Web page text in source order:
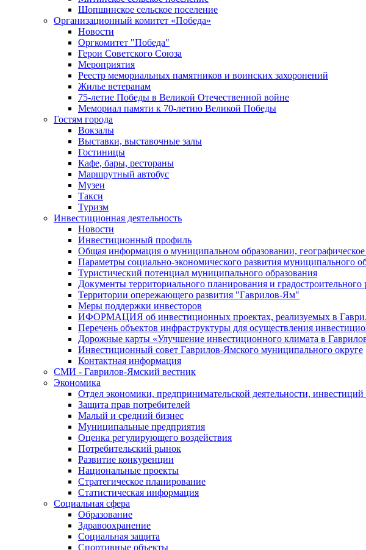
Шопшинское сельское поселение
Организационный комитет «Победа»
Новости
Оргкомитет "Победа"
Герои Советского Союза
Мероприятия
Реестр мемориальных памятников и воинских захоронений
Жилье ветеранам
75-летие Победы в Великой Отечественной войне
Мемориал памяти к 70-летию Великой Победы
Гостям города
Вокзалы
Выставки, выставочные залы
Гостиницы
Кафе, бары, рестораны
Маршрутный автобус
Музеи
Такси
Туризм
Инвестиционная деятельность
Новости
Инвестиционный профиль
Общая информация о муниципальном образовании,
Параметры социально-экономического развития муниципального
Туристический потенциал муниципального образования
Документы территориального планирования и градостроительного
Территории опережающего развития "Гаврилов-Ям"
Меры поддержки инвесторов
ИФОРМАЦИЯ об инвестиционных проектах, реализуемых в
Перечень объектов инфраструктуры для осуществления
Дорожные карты «Улучшение инвестиционного климата в
Инвестиционный совет Гаврилов-Ямского муниципального округе
Контактная информация
СМИ - Гаврилов-Ямский вестник
Экономика
Отдел экономики, предпринимательской деятельности, инвестиций
Защита прав потребителей
Малый и средний бизнес
Муниципальные предприятия
Оценка регулирующего воздействия
Потребительский рынок
Развитие конкуренции
Национальные проекты
Стратегическое планирование
Статистическая информация
Социальная сфера
Образование
Здравоохранение
Социальная защита
Спортивные объекты